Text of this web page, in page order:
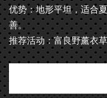
优势：地形平坦，适合
善。
推荐活动：富良野薰衣